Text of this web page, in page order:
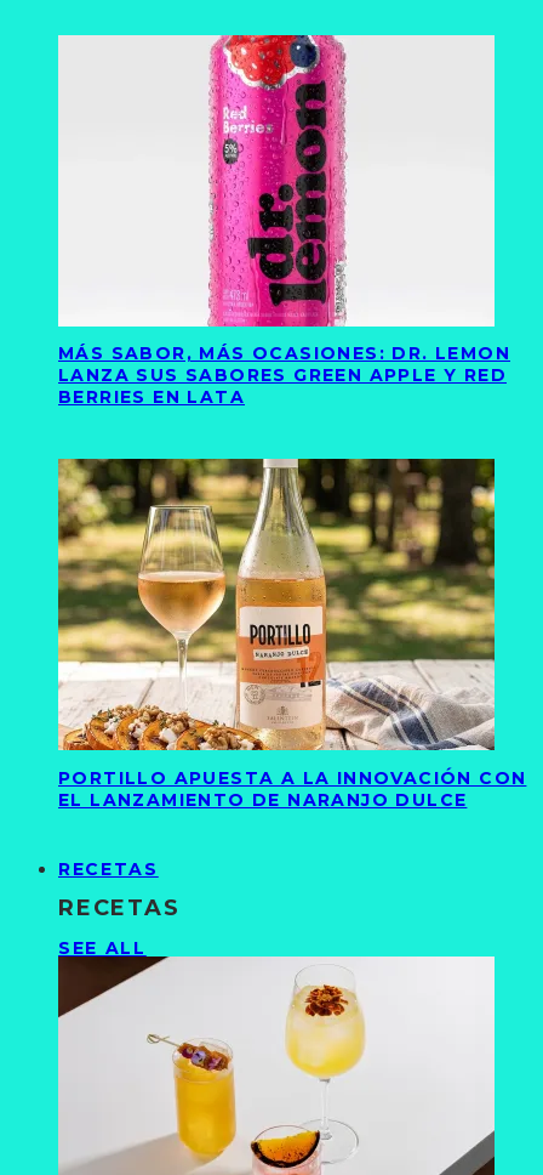
MÁS SABOR, MÁS OCASIONES: DR. LEMON
LANZA SUS SABORES GREEN APPLE Y RED
BERRIES EN LATA
PORTILLO APUESTA A LA INNOVACIÓN CON
EL LANZAMIENTO DE NARANJO DULCE
RECETAS
RECETAS
SEE ALL